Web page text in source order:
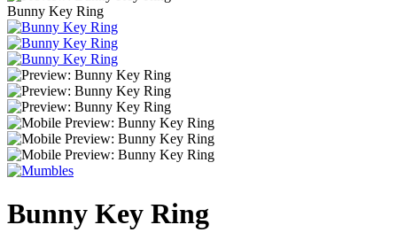
Bunny Key Ring
Bunny Key Ring